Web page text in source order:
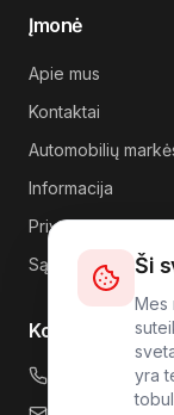
Įmonė
Apie mus
Kontaktai
Automobilių
Informacija
Privatumas
Sąlygos
Kontaktai
+49 176 4317
Ši
Mes
yra